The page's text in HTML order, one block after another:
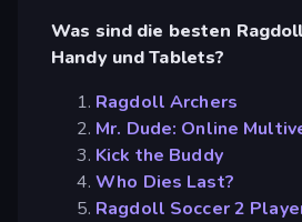
Was sind die besten
Handy und Tablets?
Ragdoll Archers
Mr. Dude: Online
Kick the Buddy
Who Dies Last?
Ragdoll Soccer 2